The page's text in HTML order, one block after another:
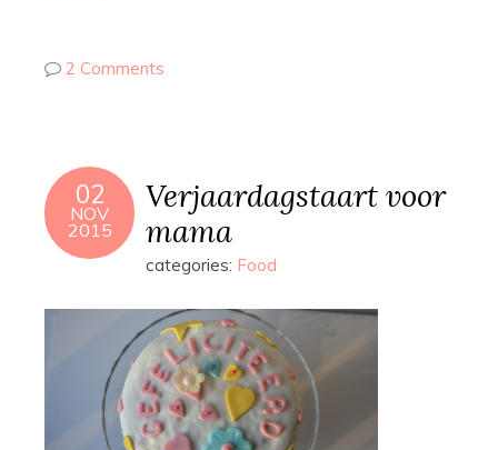
2 Comments
02
NOV
2015
Verjaardagstaart voor
mama
categories: Food